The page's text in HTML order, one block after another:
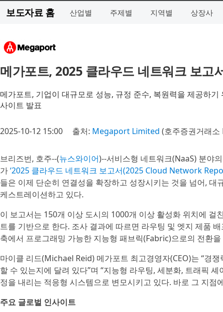
보도자료 홈 산업별 주제별 지역별 상장사
메가포트, 2025 클라우드 네트워크 보고
메가포트, 기업이 대규모로 성능, 규정 준수, 복원력을 제공하
사이트 발표
2025-10-12 15:00 출처: Megaport Limited (호주증권거래소
브리즈번, 호주--(뉴스와이어)--서비스형 네트워크(NaaS) 분야
가‘2025 클라우드 네트워크 보고서(2025 Cloud Network
들은 이제 단순히 연결성을 확장하고 성장시키는 것을 넘어,
케스트레이션하고 있다.
이 보고서는 150개 이상 도시의 1000개 이상 활성화 위치에
트를 기반으로 한다. 조사 결과에 따르면 라우팅 및 엣지 제품
축에서 프로그래밍 가능한 지능형 패브릭(Fabric)으로의 전환
마이클 리드(Michael Reid) 메가포트 최고경영자(CEO)는 “경
할 수 있는지에 달려 있다”며 “지능형 라우팅, 세분화, 트래픽
정을 내리는 적응형 시스템으로 변모시키고 있다. 바로 그 지점
주요 글로벌 인사이트